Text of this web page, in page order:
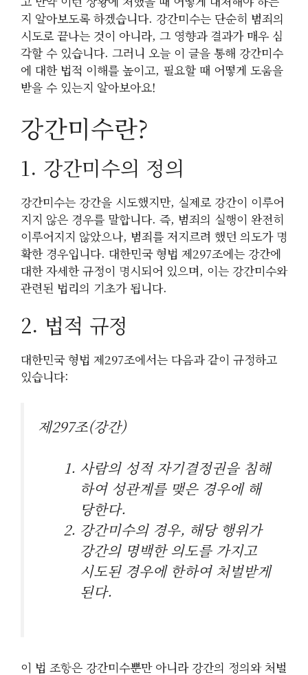
지 알아보도록 하겠습니다. 강간미수는 단순히 범죄의
시도로 끝나는 것이 아니라, 그 영향과 결과가 매우 심
각할 수 있습니다. 그러니 오늘 이 글을 통해 강간미수
에 대한 법적 이해를 높이고, 필요할 때 어떻게 도움을
받을 수 있는지 알아보아요!
강간미수란?
1. 강간미수의 정의
강간미수는 강간을 시도했지만, 실제로 강간이 이루어
지지 않은 경우를 말합니다. 즉, 범죄의 실행이 완전히
이루어지지 않았으나, 범죄를 저지르려 했던 의도가 명
확한 경우입니다. 대한민국 형법 제297조에는 강간에
대한 자세한 규정이 명시되어 있으며, 이는 강간미수와
관련된 법리의 기초가 됩니다.
2. 법적 규정
대한민국 형법 제297조에서는 다음과 같이 규정하고
있습니다:
제297조(강간)
사람의 성적 자기결정권을 침해
하여 성관계를 맺은 경우에 해
당한다.
강간미수의 경우, 해당 행위가
강간의 명백한 의도를 가지고
시도된 경우에 한하여 처벌받게
된다.
이 법 조항은 강간미수뿐만 아니라 강간의 정의와 처벌